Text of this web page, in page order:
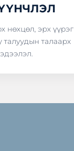
нөхцөл, эрх үүрэг
талуудын талаарх